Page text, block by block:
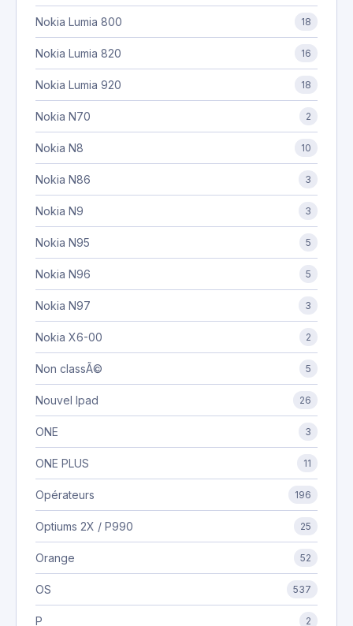
Nokia Lumia 800 18
Nokia Lumia 820 16
Nokia Lumia 920 18
Nokia N70 2
Nokia N8 10
Nokia N86 3
Nokia N9 3
Nokia N95 5
Nokia N96 5
Nokia N97 3
Nokia X6-00 2
Non classÃ© 5
Nouvel Ipad 26
ONE 3
ONE PLUS 11
Opérateurs 196
Optiums 2X / P990 25
Orange 52
OS 537
P 2